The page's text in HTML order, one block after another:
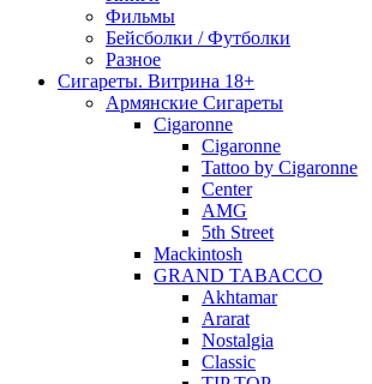
Фильмы
Бейсболки / Футболки
Разное
Сигареты. Витрина 18+
Армянские Сигареты
Cigaronne
Cigaronne
Tattoo by Cigaronne
Center
AMG
5th Street
Mackintosh
GRAND TABACCO
Akhtamar
Ararat
Nostalgia
Classic